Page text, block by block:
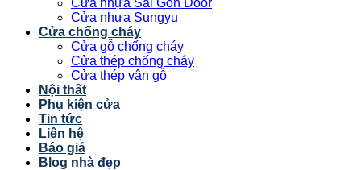
Cửa nhựa Sungyu
Cửa chống cháy
Cửa gỗ chống cháy
Cửa thép chống cháy
Cửa thép vân gỗ
Nội thất
Phụ kiện cửa
Tin tức
Liên hệ
Báo giá
Blog nhà đẹp